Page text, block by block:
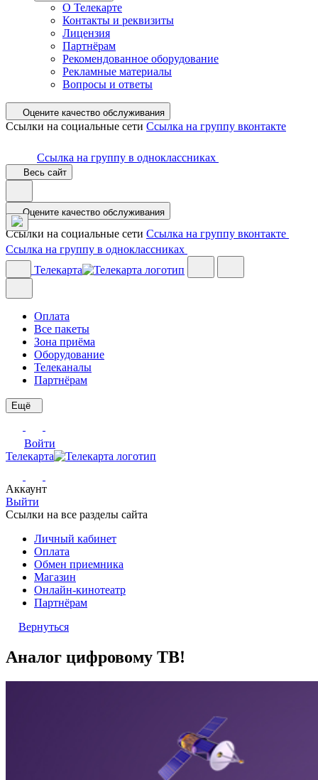
О Телекарте
Контакты и реквизиты
Лицензия
Партнёрам
Рекомендованное оборудование
Рекламные материалы
Вопросы и ответы
Оцените качество обслуживания
Ссылки на социальные сети Ссылка на группу вконтакте
Ссылка на группу в одноклассниках
Весь сайт
Оцените качество обслуживания
Ссылки на социальные сети Ссылка на группу вконтакте
Ссылка на группу в одноклассниках
Телекарта
Оплата
Все пакеты
Зона приёма
Оборудование
Телеканалы
Партнёрам
Ещё
Войти
Телекарта
Аккаунт
Выйти
Ссылки на все разделы сайта
Личный кабинет
Оплата
Обмен приемника
Магазин
Онлайн-кинотеатр
Партнёрам
Вернуться
Аналог цифровому ТВ!